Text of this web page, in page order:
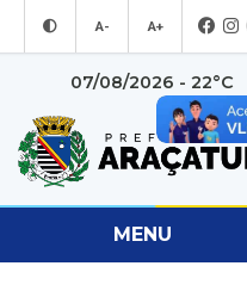
A- A+
07/08/2026 - 22°C
MENU